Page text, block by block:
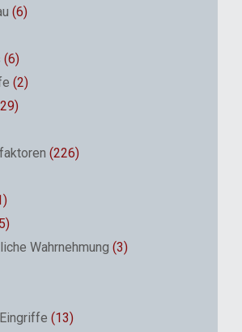
(6)
(6)
(2)
(226)
Wahrnehmung (3)
(13)